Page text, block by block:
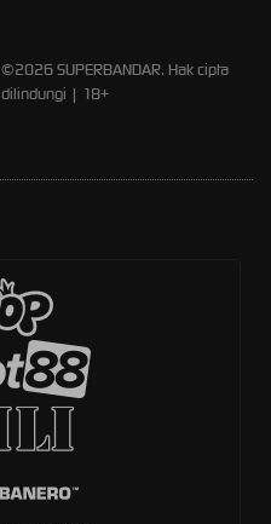
©2026 SUPERBANDAR. Hak cipta
dilindungi | 18+